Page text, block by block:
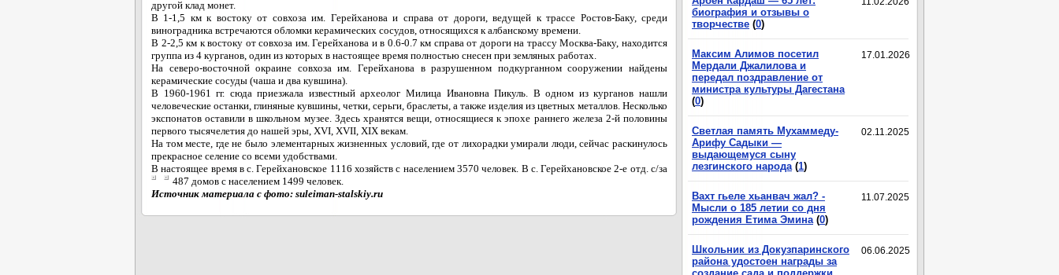
другой клад монет.
В 1-1,5 км к востоку от совхоза им. Герейханова и справа от дороги, ведущей к трассе Ростов-Баку, среди
виноградника встречаются обломки керамических сосудов, относящихся к албанскому времени.
В 2-2,5 км к востоку от совхоза им. Герейханова и в 0.6-0.7 км справа от дороги на трассу Москва-Баку, находится
группа из 4 курганов, один из которых в настоящее время полностью снесен при земляных работах.
На северо-восточной окраине совхоза им. Герейханова в разрушенном подкурганном сооружении найдены
керамические сосуды (чаша и два кувшина).
В 1960-1961 гг. сюда приезжала известный археолог Милица Ивановна Пикуль. В одном из курганов нашли
человеческие останки, глиняные кувшины, четки, серьги, браслеты, а также изделия из цветных металлов. Несколько
экспонатов оставили в школьном музее. Здесь хранятся вещи, относящиеся к эпохе раннего железа 2-й половины
первого тысячелетия до нашей эры, XVI, XVII, XIX векам.
На том месте, где не было элементарных жизненных условий, где от лихорадки умирали люди, сейчас раскинулось
прекрасное селение со всеми удобствами.
В настоящее время в с. Герейхановское 1116 хозяйств с населением 3570 человек. В с. Герейхановское 2-е отд. с/за
487 домов с населением 1499 человек.
Источник материала с фото: suleiman-stalskiy.ru
биография и отзывы о
творчестве (0)
17.01.2026
Максим Алимов посетил
Мердали Джалилова и
передал поздравление от
министра культуры Дагестана
(0)
02.11.2025
Светлая память Мухаммеду-
Арифу Садыки —
выдающемуся сыну
лезгинского народа (1)
11.07.2025
Вахт гьеле хьанвач жал? -
Мысли о 185 летии со дня
рождения Етима Эмина (0)
06.06.2025
Школьник из Докузпаринского
района удостоен награды за